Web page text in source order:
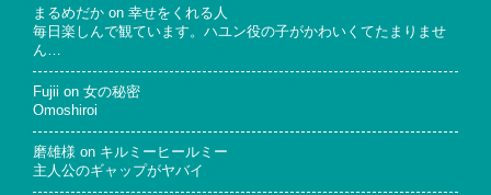
まるめだか on 幸せをくれる人
毎日楽しんで観ています。ハユン役の子がかわいくてたまりませ
ん…
Fujii on 女の秘密
Omoshiroi
磨雄様 on キルミーヒールミー
主人公のギャップがヤバイ